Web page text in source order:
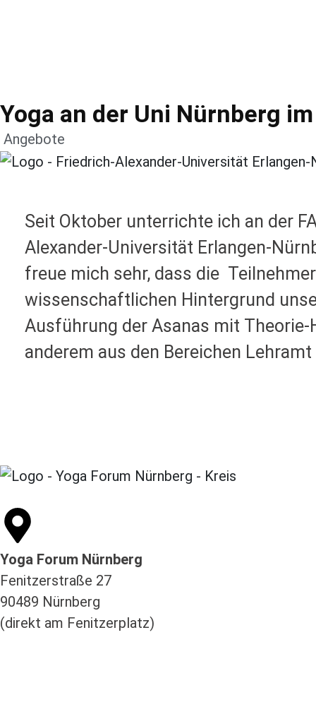
Yoga an der Uni Nürnberg
Angebote
Seit Oktober unterrichte ich an der
Alexander-Universität Erlangen-
freue mich sehr, dass die
wissenschaftlichen Hintergrund
Ausführung der Asanas mit
anderem aus den Bereichen
Yoga Forum Nürnberg
Fenitzerstraße 27
90489 Nürnberg
(direkt am Fenitzerplatz)